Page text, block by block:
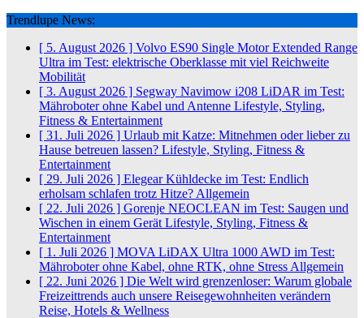
Trendlupe News:
[ 5. August 2026 ] Volvo ES90 Single Motor Extended Range
Ultra im Test: elektrische Oberklasse mit viel Reichweite
Mobilität
[ 3. August 2026 ] Segway Navimow i208 LiDAR im Test:
Mähroboter ohne Kabel und Antenne Lifestyle, Styling,
Fitness & Entertainment
[ 31. Juli 2026 ] Urlaub mit Katze: Mitnehmen oder lieber zu
Hause betreuen lassen? Lifestyle, Styling, Fitness &
Entertainment
[ 29. Juli 2026 ] Elegear Kühldecke im Test: Endlich
erholsam schlafen trotz Hitze? Allgemein
[ 22. Juli 2026 ] Gorenje NEOCLEAN im Test: Saugen und
Wischen in einem Gerät Lifestyle, Styling, Fitness &
Entertainment
[ 1. Juli 2026 ] MOVA LiDAX Ultra 1000 AWD im Test:
Mähroboter ohne Kabel, ohne RTK, ohne Stress Allgemein
[ 22. Juni 2026 ] Die Welt wird grenzenloser: Warum globale
Freizeittrends auch unsere Reisegewohnheiten verändern
Reise, Hotels & Wellness